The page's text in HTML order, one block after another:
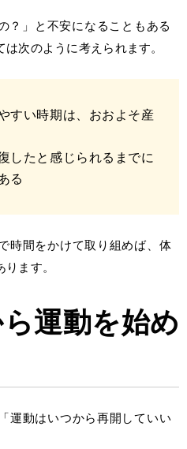
？」と不安になることもある
次のように考えられます。
すい時期は、おおよそ産
したと感じられるまでに
る
時間をかけて取り組めば、体
ます。
運動を始め
運動はいつから再開していい